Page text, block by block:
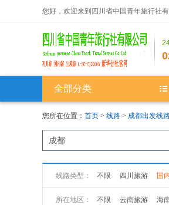
您好，欢迎来到四川省中国青年旅行社
全部分类
您所在位置： 首页 > 线路 > 成都出发线
成都
线路类型： 不限 四川旅游 国
所在地区： 不限 云南旅游 海